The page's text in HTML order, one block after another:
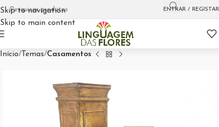
Skip to navigation
Skip to main content
ENTRAR / REGISTAR
Início Temas Casamentos